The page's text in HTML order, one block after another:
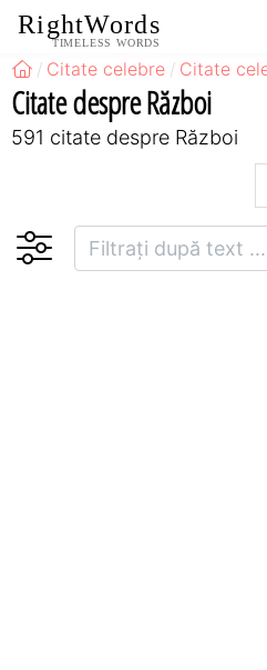
RightWords
TIMELESS WORDS
Citate celebre Citate
Citate despre Război
591 citate despre Război